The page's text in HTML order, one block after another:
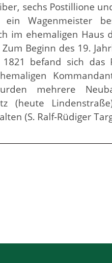
sechs Postillione
Wagenmeister
im ehemaligen Haus
Beginn des 19.
befand sich das
mehrere
(heute
(S. Ralf-Rüdiger